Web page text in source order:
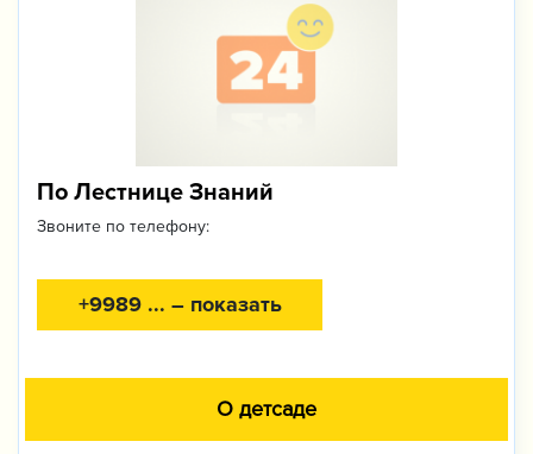
По Лестнице Знаний
Звоните по телефону:
+9989 ... – показать
О детсаде